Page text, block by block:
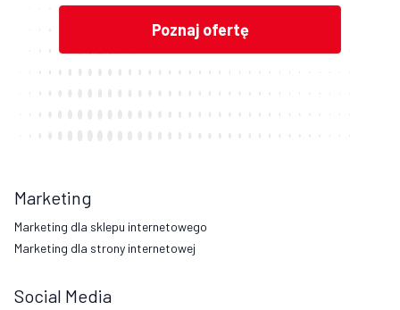
Marketing
Marketing dla sklepu internetowego
Marketing dla strony internetowej
Social Media